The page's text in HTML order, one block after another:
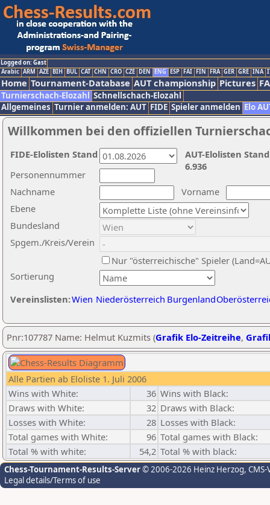
Logged on: Gast
Arabic ARM AZE BIH BUL CAT CHN CRO CZE DEN ENG ESP FAI FIN FRA GER GRE INA
Home Tournament-Database AUT championship Pictures
Turnierschach-Elozahl Schnellschach-Elozahl
Allgemeines Turnier anmelden: AUT FIDE Spieler anmelden Elo
Willkommen bei den offiziellen
Nachname
Vorname
Ebene
Sortierung
Personennummer
Bundesland
Spgem./Kreis/Verein
Nur "österreichische" Spieler
Vereinslisten:Wien Niederösterreich Burgenland
AUT-Elolisten
6.936
FIDE-Elolisten Stand
Pnr:107787 Name: Helmut Kuzmits (Grafik Elo-Zeitreihe,
Alle Partien ab Eloliste 1. Juli 2006
Wins with White:
36 Wins with Black:
Draws with White:
32 Draws with Black:
Losses with White:
28 Losses with Black:
Total games with White:
96 Total games with Black:
Total % with white:
54,2 Total % with black:
Chess-Tournament-Results-Server© 2006-2026 Heinz Herzog,
Legal details/Terms of use